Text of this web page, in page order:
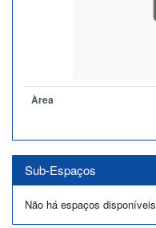
Àrea
Sub-Espaços
Não há espaços disponíveis